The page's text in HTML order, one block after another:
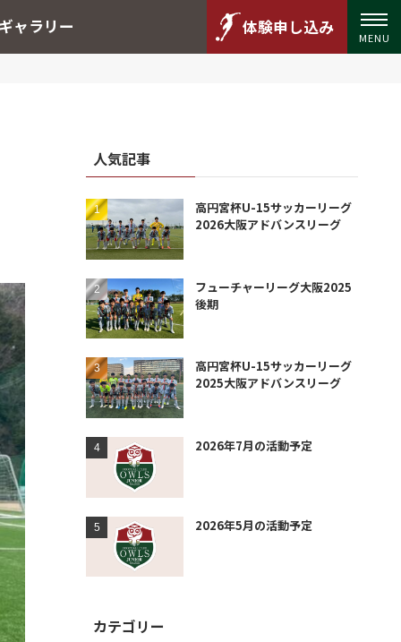
ャラリー 体験申し込み
MENU
人気記事
高円宮杯U-15サッカーリーグ
2026大阪アドバンスリーグ
フューチャーリーグ大阪2025
後期
高円宮杯U-15サッカーリーグ
2025大阪アドバンスリーグ
2026年7月の活動予定
2026年5月の活動予定
カテゴリー